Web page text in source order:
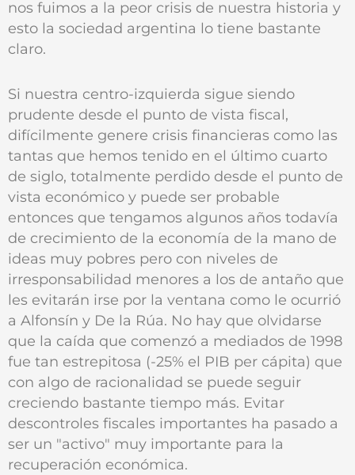
nos fuimos a la peor crisis de nuestra historia y
esto la sociedad argentina lo tiene bastante
claro.
Si nuestra centro-izquierda sigue siendo
prudente desde el punto de vista fiscal,
difícilmente genere crisis financieras como las
tantas que hemos tenido en el último cuarto
de siglo, totalmente perdido desde el punto de
vista económico y puede ser probable
entonces que tengamos algunos años todavía
de crecimiento de la economía de la mano de
ideas muy pobres pero con niveles de
irresponsabilidad menores a los de antaño que
les evitarán irse por la ventana como le ocurrió
a Alfonsín y De la Rúa. No hay que olvidarse
que la caída que comenzó a mediados de 1998
fue tan estrepitosa (-25% el PIB per cápita) que
con algo de racionalidad se puede seguir
creciendo bastante tiempo más. Evitar
descontroles fiscales importantes ha pasado a
ser un "activo" muy importante para la
recuperación económica.